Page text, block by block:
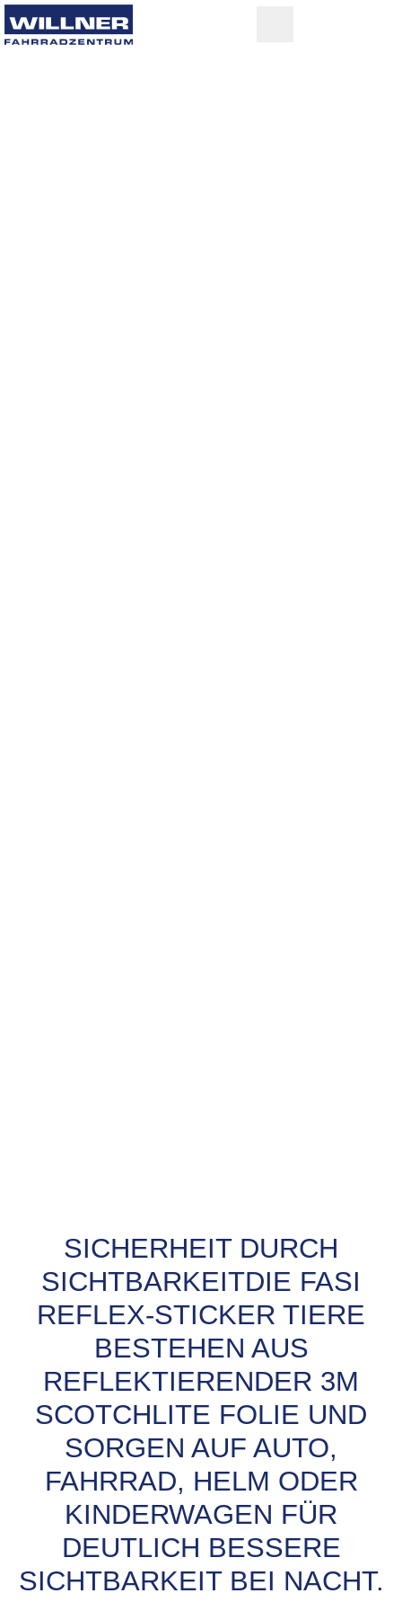
SICHERHEIT DURCH
SICHTBARKEITDIE FASI
REFLEX-STICKER TIERE
BESTEHEN AUS
REFLEKTIERENDER 3M
SCOTCHLITE FOLIE UND
SORGEN AUF AUTO,
FAHRRAD, HELM ODER
KINDERWAGEN FÜR
DEUTLICH BESSERE
SICHTBARKEIT BEI NACHT.